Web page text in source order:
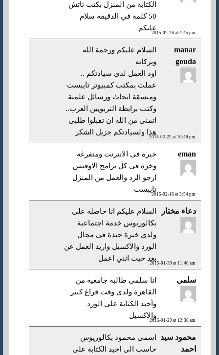
2015-02-26 at 4:45 pm
الكتابة من المنزل بكتب تاتش
50 كلمة في الدقيقة سلام
عليكم
manar
gouda
2015-02-22 at 10:49 pm
السلام عليكم ورحمة الله
وبركاته
اود العمل لدى سيادتكم ..
عملت بمكتب كمبيوتر تايبست
ومنسقة ابحاث ورسائل علمية
وكتب برابطة التربويين العرب..
اتمنى من الله ان تقبلوا طلبى
هذا ولسيادتكم جزيل الشكر
eman
2015-02-16 at 3:54 pm
خبرة فى الانترنت ومتفرغه
وخره فى كل برامج الاوفيس
ارجو الرد والعمل من المنزل
تايبست
دعاء مختار
2015-01-30 at 11:40 am
السلام عليكم انا حاصلة على
بكالوريوس خدمة اجتماعية
ولدي خبرة جيدة في مجال
الورد والاكسيل واريد العمل عن
بعد حيث انني اعمل
سلمى
2015-01-29 at 12:36 am
انا سلمى طالبة جامعية من
القاهرة ولدى وقت فراغ كبير
وأجيد الكتابة على الورد
والاكسيل
محمود سيد
احمد
اسمى محمود بكالوريوس
حاسب الى اجيد الكتابة على